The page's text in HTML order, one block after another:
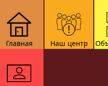
Главная Наш центр